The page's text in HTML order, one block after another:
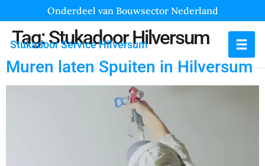
Onderdeel van Bouwsector Nederland
Stukadoor Service Hilversum
Tag:Stukadoor Hilversum
Muren laten Spuiten in Hilversum